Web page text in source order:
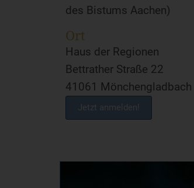
des Bistums Aachen)
Ort
Haus der Regionen
Bettrather Straße 22
41061 Mönchengladbach
Jetzt anmelden!